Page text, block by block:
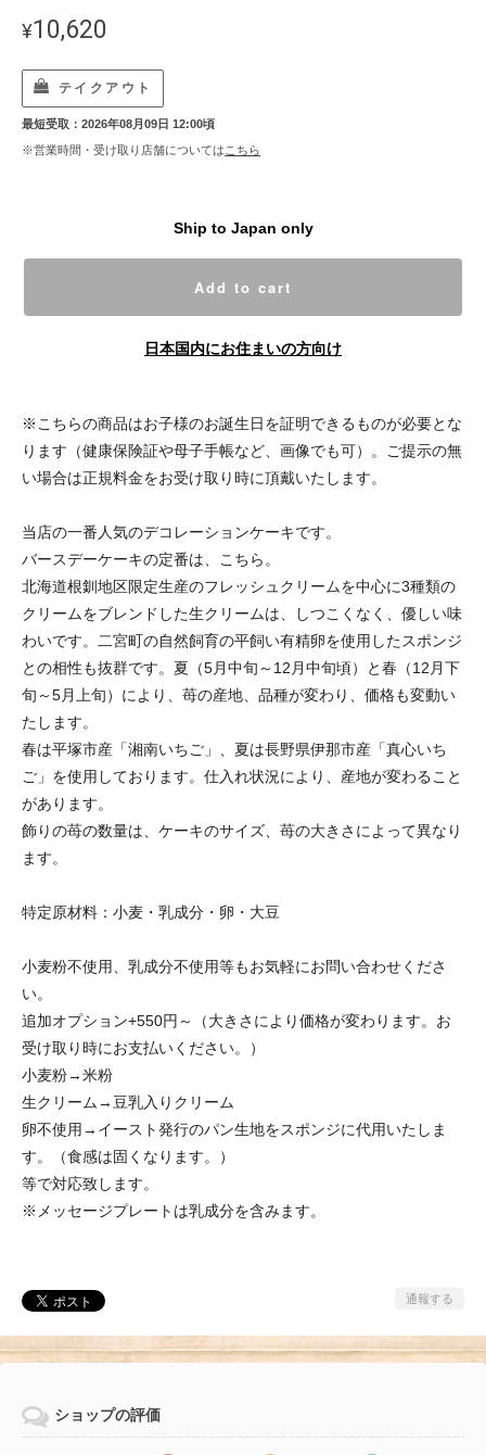
¥10,620
テイクアウト
最短受取：2026年08月09日 12:00頃
※営業時間・受け取り店舗については こちら
Ship to Japan only
Add to cart
日本国内にお住まいの方向け
※こちらの商品はお子様のお誕生日を証明できるものが必要とな
ります（健康保険証や母子手帳など、画像でも可）。ご提示の無
い場合は正規料金をお受け取り時に頂戴いたします。
当店の一番人気のデコレーションケーキです。
バースデーケーキの定番は、こちら。
北海道根釧地区限定生産のフレッシュクリームを中心に3種類の
クリームをブレンドした生クリームは、しつこくなく、優しい味
わいです。二宮町の自然飼育の平飼い有精卵を使用したスポンジ
との相性も抜群です。夏（5月中旬～12月中旬頃）と春（12月下
旬～5月上旬）により、苺の産地、品種が変わり、価格も変動い
たします。
春は平塚市産「湘南いちご」、夏は長野県伊那市産「真心いち
ご」を使用しております。仕入れ状況により、産地が変わること
があります。
飾りの苺の数量は、ケーキのサイズ、苺の大きさによって異なり
ます。
特定原材料：小麦・乳成分・卵・大豆
小麦粉不使用、乳成分不使用等もお気軽にお問い合わせくださ
い。
追加オプション+550円～（大きさにより価格が変わります。お
受け取り時にお支払いください。）
小麦粉→米粉
生クリーム→豆乳入りクリーム
卵不使用→イースト発行のパン生地をスポンジに代用いたしま
す。（食感は固くなります。）
等で対応致します。
※メッセージプレートは乳成分を含みます。
通報する
ショップの評価